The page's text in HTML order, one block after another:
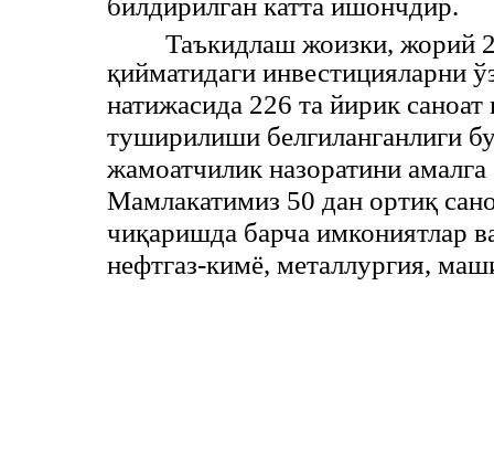
билдирилган катта ишончдир.
Таъкидлаш жоизки, жорий
қийматидаги инвестицияларни
натижасида 226 та йирик
туширилиши белгиланганлиги
жамоатчилик назоратини
Мамлакатимиз 50 дан ортиқ
чиқаришда барча имкониятлар
нефтгаз-кимё, металлургия,